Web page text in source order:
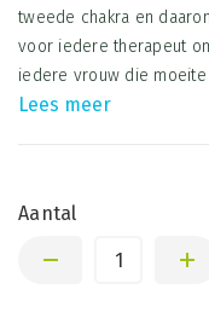
tweede chakra en
voor iedere therapeut
iedere vrouw die
Lees meer
Aantal